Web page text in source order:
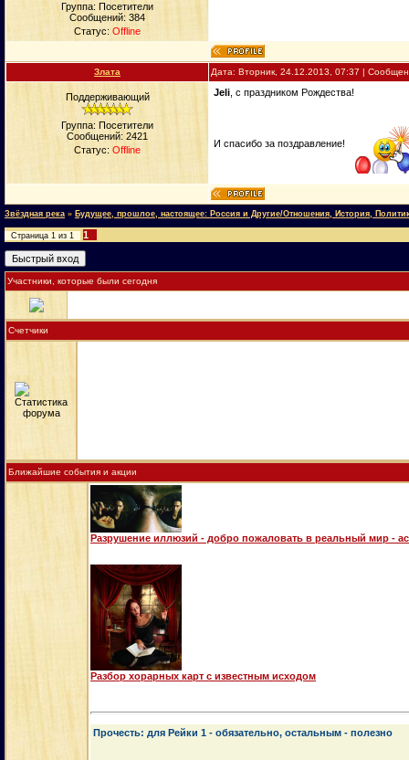
Группа: Посетители
Сообщений: 384
Статус: Offline
Злата Дата: Вторник, 24.12.2013, 07:37 |
Поддерживающий
Группа: Посетители
Сообщений: 2421
Статус: Offline
Jeli , с праздником Рождества!
И спасибо за поздравление!
Звёздная река » Будущее, прошлое, настоящее: Россия и Другие/Отношения, История,
Страница 1 из 1 1
Участники, которые были сегодня
Счетчики
Ближайшие события и акции
Разрушение иллюзий - добро пожаловать в реальный мир -
Разбор хорарных карт с известным исходом
Прочесть: для Рейки 1 - обязательно, остальным - полезно